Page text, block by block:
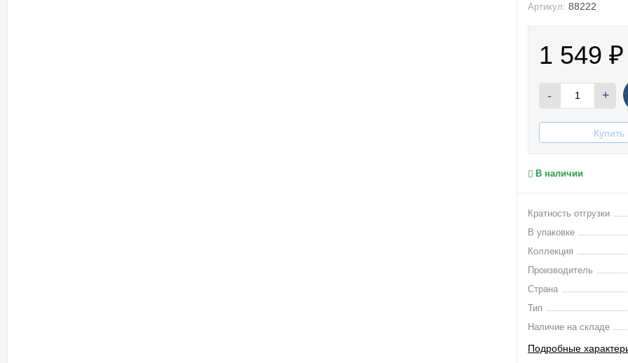
Артикул: 88222
1 549₽
- +
Купить
В наличии
Кратность отгрузки
В упаковке
Коллекция
Производитель
Страна
Тип
Наличие на складе
Подробные